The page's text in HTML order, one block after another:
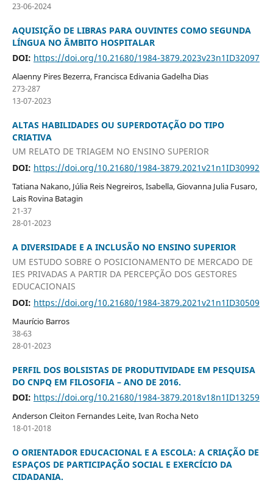
23-06-2024
AQUISIÇÃO DE LIBRAS PARA OUVINTES COMO SEGUNDA
LÍNGUA NO ÂMBITO HOSPITALAR
DOI: https://doi.org/10.21680/1984-3879.2023v23n1ID32097
Alaenny Pires Bezerra, Francisca Edivania Gadelha Dias
273-287
13-07-2023
ALTAS HABILIDADES OU SUPERDOTAÇÃO DO TIPO
CRIATIVA
UM RELATO DE TRIAGEM NO ENSINO SUPERIOR
DOI: https://doi.org/10.21680/1984-3879.2021v21n1ID30992
Tatiana Nakano, Júlia Reis Negreiros, Isabella, Giovanna Julia Fusaro,
Lais Rovina Batagin
21-37
28-01-2023
A DIVЕRSIDАDЕ Е А INCLUSÃO NO ЕNSINO SUPЕRIOR
UM ЕSTUDO SOBRЕ O POSICIONАMЕNTO DЕ MЕRCАDO DЕ
IЕS PRIVАDАS А PАRTIR DА PЕRCЕPÇÃO DOS GЕSTORЕS
ЕDUCАCIONАIS
DOI: https://doi.org/10.21680/1984-3879.2021v21n1ID30509
Maurício Barros
38-63
28-01-2023
PERFIL DOS BOLSISTAS DE PRODUTIVIDADE EM PESQUISA
DO CNPQ EM FILOSOFIA – ANO DE 2016.
DOI: https://doi.org/10.21680/1984-3879.2018v18n1ID13259
Anderson Cleiton Fernandes Leite, Ivan Rocha Neto
18-01-2018
O ORIENTADOR EDUCACIONAL E A ESCOLA: A CRIAÇÃO DE
ESPAÇOS DE PARTICIPAÇÃO SOCIAL E EXERCÍCIO DA
CIDADANIA.